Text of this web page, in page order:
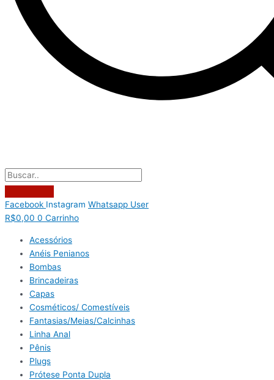
Facebook Instagram Whatsapp User
R$0,00 0 Carrinho
Acessórios
Anéis Penianos
Bombas
Brincadeiras
Capas
Cosméticos/ Comestíveis
Fantasias/Meias/Calcinhas
Linha Anal
Pênis
Plugs
Prótese Ponta Dupla